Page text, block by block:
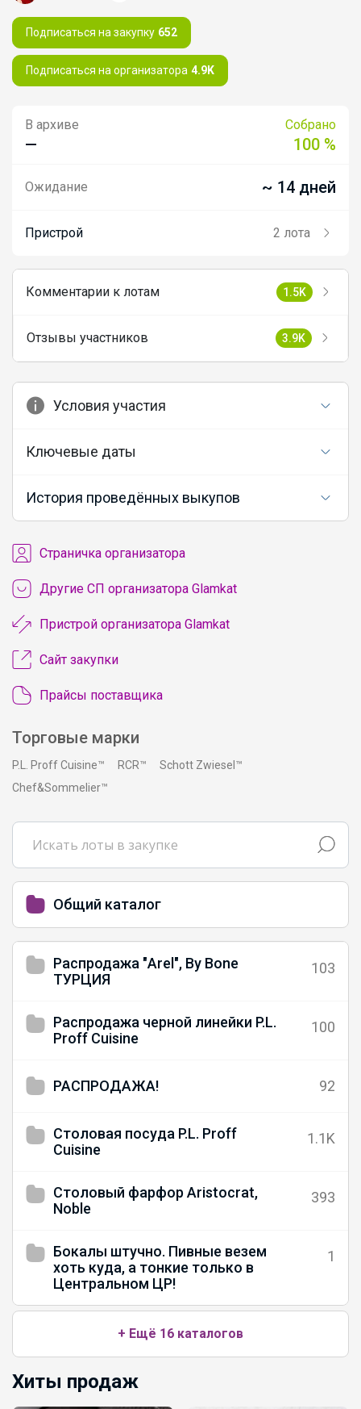
Общий каталог
Распродажа "Arel", By Bone
ТУРЦИЯ
103
Распродажа черной линейки P.L.
Proff Cuisine
100
РАСПРОДАЖА! 92
Столовая посуда P.L. Proff
Cuisine
1.1K
Столовый фарфор Aristocrat,
Noble
393
Бокалы штучно. Пивные везем
хоть куда, а тонкие только в
Центральном ЦР!
1
+ Ещё 16 каталогов
Подписаться на закупку 652
Подписаться на организатора 4.9K
В архиве
—
Собрано
100 %
Ожидание ~ 14 дней
Пристрой 2 лота
Комментарии к лотам 1.5K
Отзывы участников 3.9K
Условия участия
Ключевые даты
История проведённых выкупов
Cтраничка организатора
Другие СП организатора Glamkat
Пристрой организатора Glamkat
Сайт закупки
Прайсы поставщика
Торговые марки
P.L. Proff Cuisine™ RCR™
Schott Zwiesel™
Chef&Sommelier™
Хиты продаж